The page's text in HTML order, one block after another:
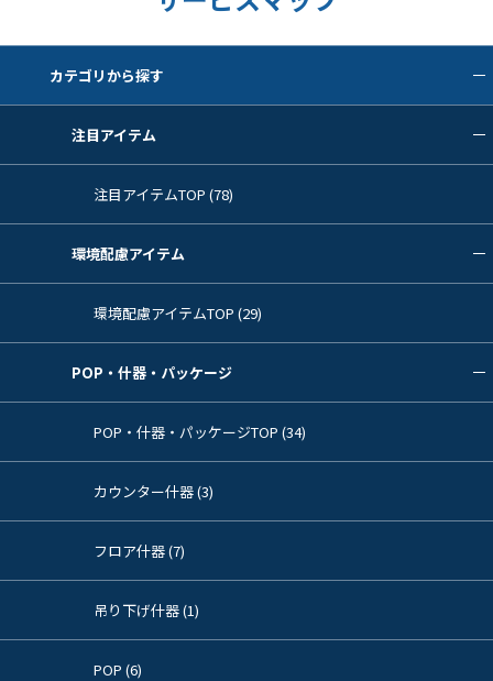
カテゴリから探す
注目アイテム
注目アイテムTOP (78)
環境配慮アイテム
環境配慮アイテムTOP (29)
POP・什器・パッケージ
POP・什器・パッケージTOP (34)
カウンター什器 (3)
フロア什器 (7)
吊り下げ什器 (1)
POP (6)